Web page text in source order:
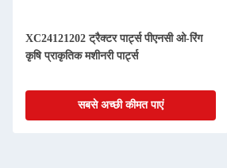
XC24121202 ट्रैक्टर पार्ट्स पीएनसी ओ-रिंग
कृषि प्राकृतिक मशीनरी पार्ट्स
सबसे अच्छी कीमत पाएं